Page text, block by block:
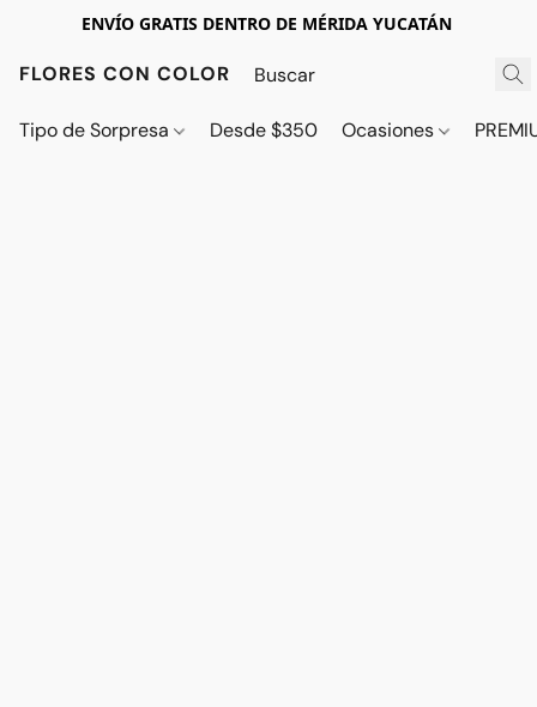
ENVÍO GRATIS DENTRO DE MÉRIDA YUCATÁN
FLORES CON COLOR
Tipo de Sorpresa Desde $350 Ocasiones